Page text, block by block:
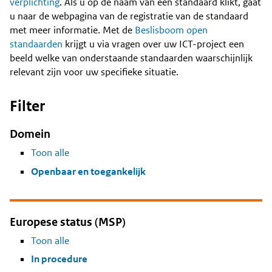
u naar de webpagina van de registratie van de standaard
met meer informatie. Met de Beslisboom open
standaarden krijgt u via vragen over uw ICT-project een
beeld welke van onderstaande standaarden waarschijnlijk
relevant zijn voor uw specifieke situatie.
Filter
Domein
Toon alle
Openbaar en toegankelijk
Europese status (MSP)
Toon alle
In procedure